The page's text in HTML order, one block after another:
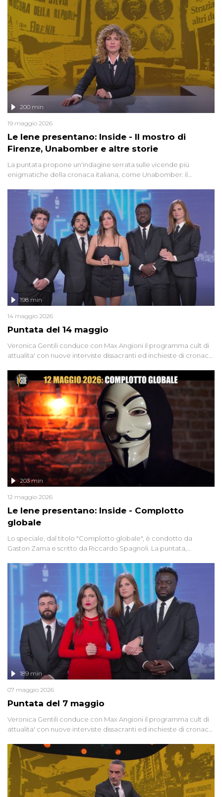
Le Iene presentano: Inside - Il mostro di
Firenze, Unabomber e altre storie
200 min
19 maggio 2026
La puntata propone un'indagine serrata sulle vicende più
enigmatiche della cronaca italiana, come Unabomber: il
'90 e il 2000 che, inquietantemente, potrebbe essere ancora in
libertà. Lo speciale affronta inoltre le zone d'ombra sul Mostro di
Firenze, le cui responsabilità appaiono ancora oggi avvolte in un
groviglio di dubbi mai chiariti. Nel corso dello speciale anche
l'intervista inedita a Olindo Romano, realizzata ne...
Puntata del 14 maggio
198 min
14 maggio 2026
Veronica Gentili conduce con Max Angioni il programma cult di
attualita' con nuove interviste dissacranti ed inchieste di cronaca
Le Iene presentano: Inside - Complotto
globale
203 min
12 maggio 2026
Lo speciale, dal titolo "Complotto globale", è condotto da
Gaston Zama e scritto da Riccardo Spagnoli. La puntata,
racconta l'universo delle narrazioni alternative, dei sospetti
globali e del complottismo che negli ultimi anni hanno invaso
social network, talk show, piazze digitali e immaginario collettivo.
Puntata del 7 maggio
189 min
07 maggio 2026
Veronica Gentili conduce con Max Angioni il programma cult di
attualita' con nuove interviste dissacranti ed inchieste di cronaca